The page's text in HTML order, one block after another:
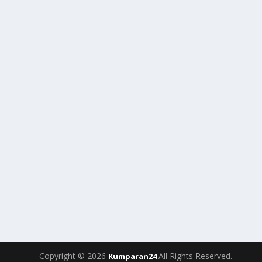
Copyright © 2026 Kumparan24All Rights Reserved.